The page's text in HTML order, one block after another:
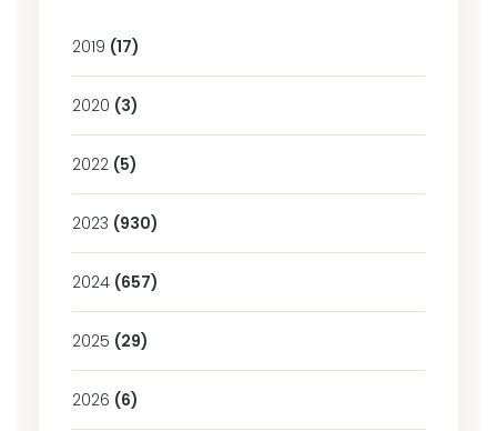
2019 (17)
2020 (3)
2022 (5)
2023 (930)
2024 (657)
2025 (29)
2026 (6)